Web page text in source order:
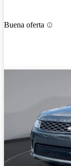
Buena oferta